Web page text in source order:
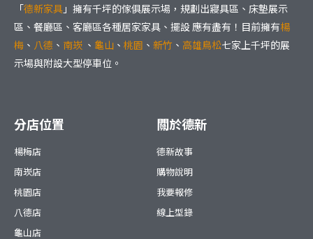
「德新家具 」擁有千坪的傢俱展示場，規劃出寢具區、床墊展示
區、餐廳區、客廳區各種居家家具、擺設 應有盡有！目前擁有楊
梅 、 八德 、 南崁 、 龜山 、 桃園 、 新竹 、 高雄鳥松七家上千坪的展
示場與附設大型停車位。
分店位置
楊梅店
南崁店
桃園店
八德店
龜山店
關於德新
德新故事
購物說明
我要報修
線上型錄